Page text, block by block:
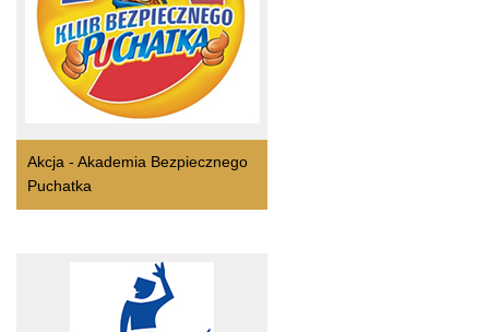
Akcja - Akademia Bezpiecznego
Puchatka